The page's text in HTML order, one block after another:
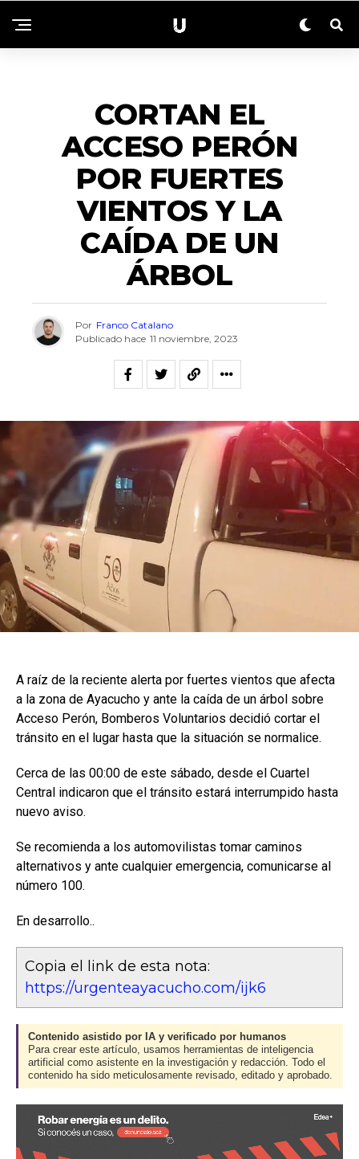
CORTAN EL
ACCESO PERÓN
POR FUERTES
VIENTOS Y LA
CAÍDA DE UN
ÁRBOL
Por Franco Catalano
Publicado hace 11 noviembre, 2023
A raíz de la reciente alerta por fuertes vientos que afecta
a la zona de Ayacucho y ante la caída de un árbol sobre
Acceso Perón, Bomberos Voluntarios decidió cortar el
tránsito en el lugar hasta que la situación se normalice.
Cerca de las 00:00 de este sábado, desde el Cuartel
Central indicaron que el tránsito estará interrumpido hasta
nuevo aviso.
Se recomienda a los automovilistas tomar caminos
alternativos y ante cualquier emergencia, comunicarse al
número 100.
En desarrollo..
Copia el link de esta nota:
https://urgenteayacucho.com/ijk6
Contenido asistido por IA y verificado por humanos
Para crear este artículo, usamos herramientas de inteligencia
artificial como asistente en la investigación y redacción. Todo el
contenido ha sido meticulosamente revisado, editado y aprobado.